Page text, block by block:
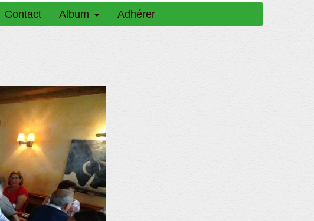
Contact Album Adhérer